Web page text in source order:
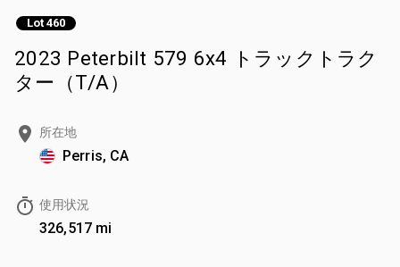
Lot 460
2023 Peterbilt 579 6x4 トラックトラク
ター（T/A）
所在地
Perris, CA
使用状況
326,517 mi